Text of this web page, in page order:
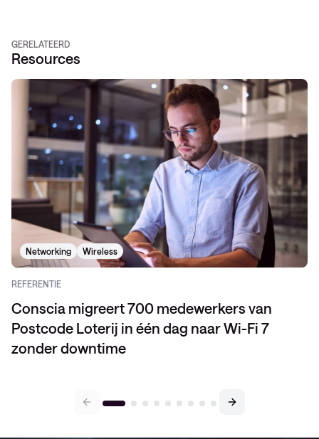
GERELATEERD
Resources
Networking Wireless
REFERENTIE
Conscia migreert 700 medewerkers van
Postcode Loterij in één dag naar Wi-Fi 7
zonder downtime